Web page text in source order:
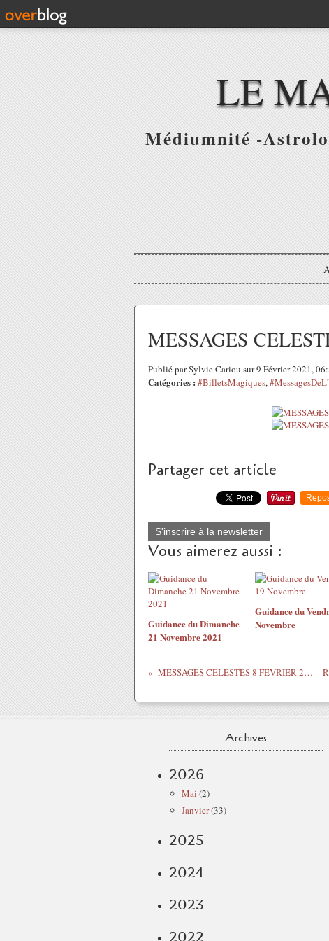
LE
Médiumnité -
MESSAGES
Publié par Sylvie Cariou sur 9 Février 2021,
Catégories : #BilletsMagiques,
Partager cet article
S'inscrire à la newsletter
Vous aimerez aussi :
Guidance du Dimanche
21 Novembre 2021
Guidance du
Novembre
MESSAGES CELESTES 8 FEVRIER 2021
Archives
2026
Mai (2)
Janvier(33)
2025
2024
2023
2022